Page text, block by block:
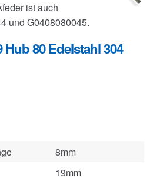
ist auch
und G0408080045.
80 Edelstahl 304
8mm
19mm